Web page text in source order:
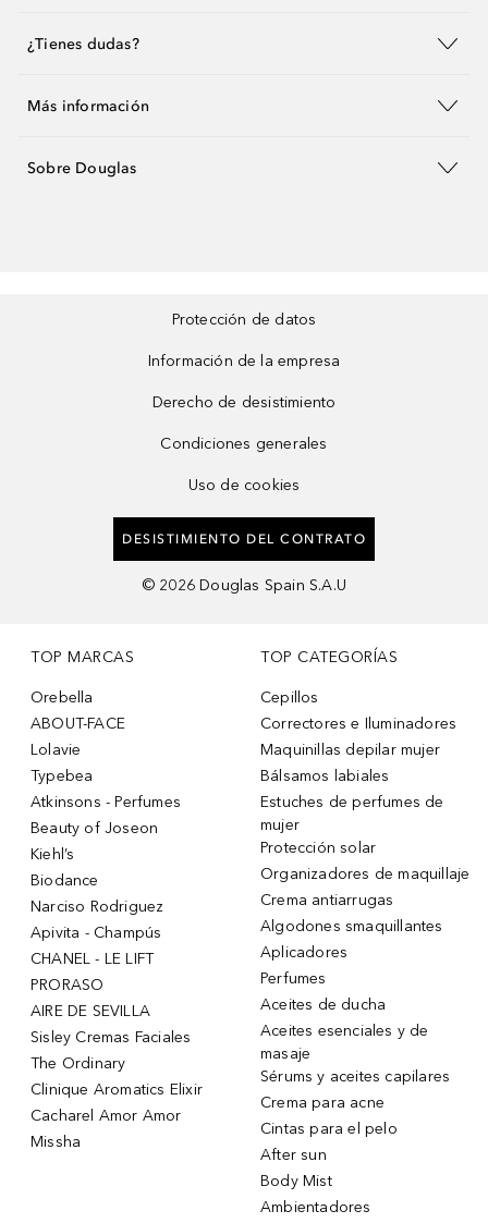
¿Tienes dudas?
Más información
Sobre Douglas
Protección de datos
Información de la empresa
Derecho de desistimiento
Condiciones generales
Uso de cookies
DESISTIMIENTO DEL CONTRATO
© 2026 Douglas Spain S.A.U
TOP MARCAS
Orebella
ABOUT-FACE
Lolavie
Typebea
Atkinsons - Perfumes
Beauty of Joseon
Kiehl’s
Biodance
Narciso Rodriguez
Apivita - Champús
CHANEL - LE LIFT
PRORASO
AIRE DE SEVILLA
Sisley Cremas Faciales
The Ordinary
Clinique Aromatics Elixir
Cacharel Amor Amor
Missha
TOP CATEGORÍAS
Cepillos
Correctores e Iluminadores
Maquinillas depilar mujer
Bálsamos labiales
Estuches de perfumes de
mujer
Protección solar
Organizadores de maquillaje
Crema antiarrugas
Algodones smaquillantes
Aplicadores
Perfumes
Aceites de ducha
Aceites esenciales y de
masaje
Sérums y aceites capilares
Crema para acne
Cintas para el pelo
After sun
Body Mist
Ambientadores